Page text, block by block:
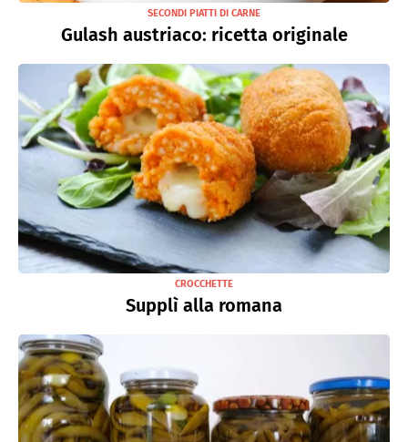
SECONDI PIATTI DI CARNE
Gulash austriaco: ricetta originale
CROCCHETTE
Supplì alla romana